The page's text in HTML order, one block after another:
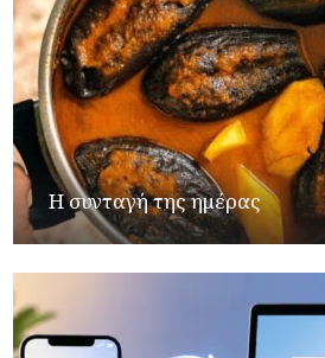
Η συνταγή της ημέρας